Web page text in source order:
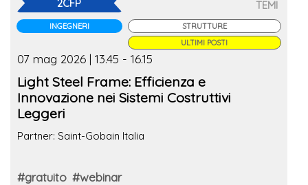
2CFP
INGEGNERI
TEMI
STRUTTURE
ULTIMI POSTI
07 mag 2026 | 13.45 - 16.15
Light Steel Frame: Efficienza e
Innovazione nei Sistemi Costruttivi
Leggeri
Partner: Saint-Gobain Italia
#gratuito #webinar